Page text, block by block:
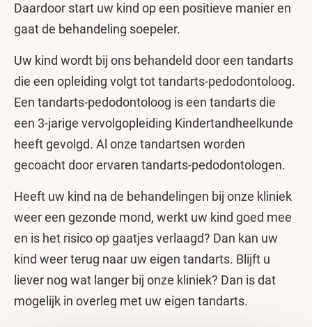
Daardoor start uw kind op een positieve manier en
gaat de behandeling soepeler.
Uw kind wordt bij ons behandeld door een tandarts
die een opleiding volgt tot tandarts-pedodontoloog.
Een tandarts-pedodontoloog is een tandarts die
een 3-jarige vervolgopleiding Kindertandheelkunde
heeft gevolgd. Al onze tandartsen worden
gecoacht door ervaren tandarts-pedodontologen.
Heeft uw kind na de behandelingen bij onze kliniek
weer een gezonde mond, werkt uw kind goed mee
en is het risico op gaatjes verlaagd? Dan kan uw
kind weer terug naar uw eigen tandarts. Blijft u
liever nog wat langer bij onze kliniek? Dan is dat
mogelijk in overleg met uw eigen tandarts.